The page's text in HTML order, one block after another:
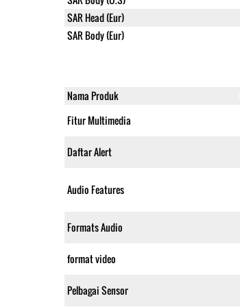
SAR Head (Eur)
SAR Body (Eur)
Nama Produk
Fitur Multimedia
Daftar Alert
Audio Features
Formats Audio
format video
Pelbagai Sensor